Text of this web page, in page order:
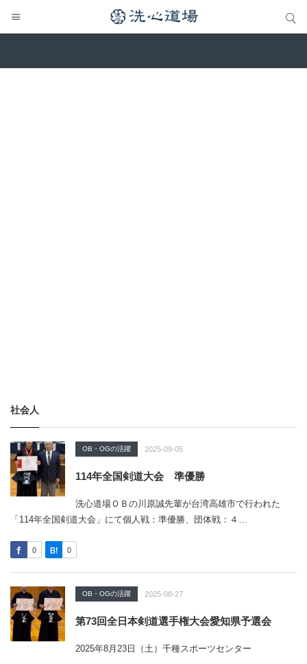
社会人
OB・OGの活躍 2025-09-05
114年全国剣道大会 準優勝
洗心道場ＯＢの川原誠先輩が台湾高雄市で行われた
「114年全国剣道大会」にて個人戦：準優勝、団体戦：４…
0 0
OB・OGの活躍 2025-08-27
第73回全日本剣道選手権大会愛知県予選会
2025年8月23日（土）千種スポーツセンター